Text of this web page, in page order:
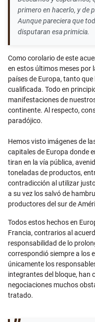
primero en hacerlo, y de
Aunque pareciera que
disputaran esa primicia.
Como corolario de este
en estos últimos meses por
países de Europa, tanto
cualificada. Todo en
manifestaciones de
continente. Al respecto,
paradójico.
Hemos visto imágenes de
capitales de Europa donde
tiran en la vía pública,
toneladas de productos,
contradicción al utilizar
a su vez los salvó de
productores del sur de
Todos estos hechos en
Francia, contrarios al
responsabilidad de lo
correspondió siempre a los
únicamente los
integrantes del bloque, han
negociaciones muchos
tratado.